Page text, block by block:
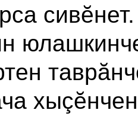
сивĕнет.
хыçĕнчен